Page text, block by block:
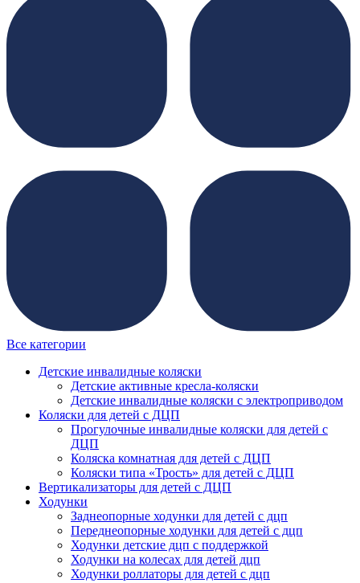
Все категории
Детские инвалидные коляски
Детские активные кресла-коляски
Детские инвалидные коляски с электроприводом
Коляски для детей с ДЦП
Прогулочные инвалидные коляски для детей с
ДЦП
Коляска комнатная для детей с ДЦП
Коляски типа «Трость» для детей с ДЦП
Вертикализаторы для детей с ДЦП
Ходунки
Заднеопорные ходунки для детей с дцп
Переднеопорные ходунки для детей с дцп
Ходунки детские дцп с поддержкой
Ходунки на колесах для детей дцп
Ходунки роллаторы для детей с дцп